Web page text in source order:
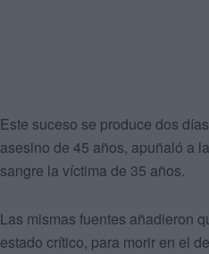
Este suceso se produce dos
asesino de 45 años, apuñaló a
sangre la víctima de 35 años.
Las mismas fuentes añadieron
estado crítico, para morir en el